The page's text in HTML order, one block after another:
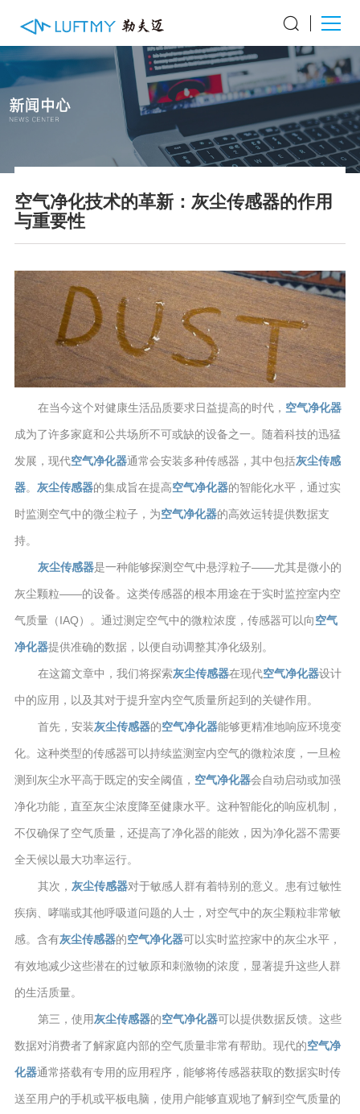
空气净化技术的革新：灰尘传感器的作用
与重要性
在当今这个对健康生活品质要求日益提高的时代， 空气净化器
成为了许多家庭和公共场所不可或缺的设备之一。随着科技的迅猛
发展，现代空气净化器通常会安装多种传感器，其中包括灰尘传感
器。 灰尘传感器的集成旨在提高空气净化器的智能化水平，通过实
时监测空气中的微尘粒子，为空气净化器的高效运转提供数据支
持。
灰尘传感器是一种能够探测空气中悬浮粒子——尤其是微小的
灰尘颗粒——的设备。这类传感器的根本用途在于实时监控室内空
气质量（IAQ）。通过测定空气中的微粒浓度，传感器可以向空气
净化器提供准确的数据，以便自动调整其净化级别。
在这篇文章中，我们将探索灰尘传感器在现代空气净化器设计
中的应用，以及其对于提升室内空气质量所起到的关键作用。
首先，安装灰尘传感器的空气净化器能够更精准地响应环境变
化。这种类型的传感器可以持续监测室内空气的微粒浓度，一旦检
测到灰尘水平高于既定的安全阈值， 空气净化器会自动启动或加强
净化功能，直至灰尘浓度降至健康水平。这种智能化的响应机制，
不仅确保了空气质量，还提高了净化器的能效，因为净化器不需要
全天候以最大功率运行。
其次， 灰尘传感器对于敏感人群有着特别的意义。患有过敏性
疾病、哮喘或其他呼吸道问题的人士，对空气中的灰尘颗粒非常敏
感。含有灰尘传感器的空气净化器可以实时监控家中的灰尘水平，
有效地减少这些潜在的过敏原和刺激物的浓度，显著提升这些人群
的生活质量。
第三，使用灰尘传感器的空气净化器可以提供数据反馈。这些
数据对消费者了解家庭内部的空气质量非常有帮助。现代的空气净
化器通常搭载有专用的应用程序，能够将传感器获取的数据实时传
送至用户的手机或平板电脑，使用户能够直观地了解到空气质量的